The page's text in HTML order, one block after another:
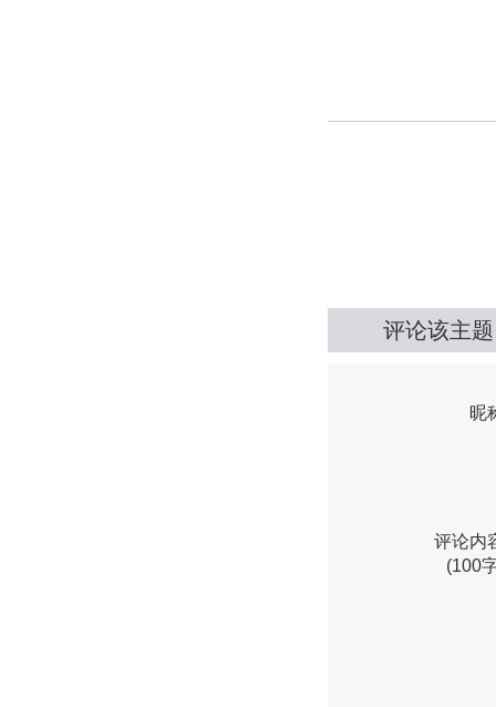
评论该主题
昵
评论内
(100